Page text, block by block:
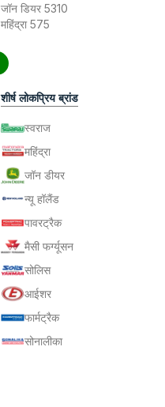
जॉन डियर 5310
महिंद्रा 575
शीर्ष लोकप्रिय ब्रांड
स्वराज
महिंद्रा
जॉन डीयर
न्यू हॉलैंड
पावरट्रैक
मैसी फर्ग्यूसन
सोलिस
आईशर
फार्मट्रैक
सोनालीका